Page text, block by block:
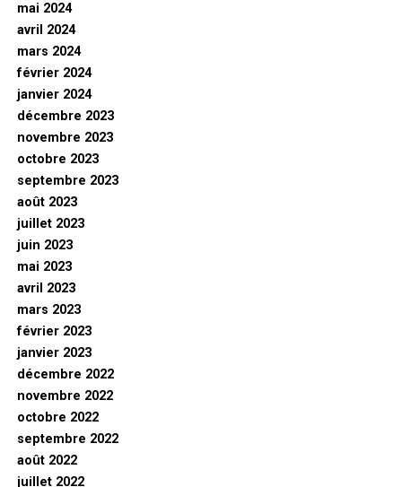
mai 2024
avril 2024
mars 2024
février 2024
janvier 2024
décembre 2023
novembre 2023
octobre 2023
septembre 2023
août 2023
juillet 2023
juin 2023
mai 2023
avril 2023
mars 2023
février 2023
janvier 2023
décembre 2022
novembre 2022
octobre 2022
septembre 2022
août 2022
juillet 2022